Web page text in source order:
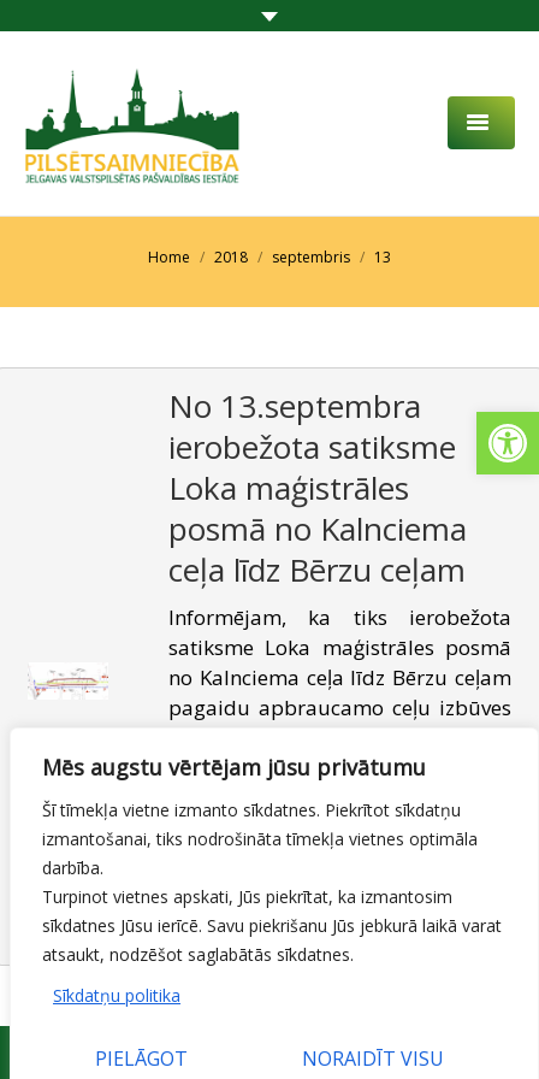
Mēs augstu vērtējam jūsu privātumu
Šī tīmekļa vietne izmanto sīkdatnes. Piekrītot sīkdatņu
izmantošanai, tiks nodrošināta tīmekļa vietnes optimāla
darbība.
Turpinot vietnes apskati, Jūs piekrītat, ka izmantosim
sīkdatnes Jūsu ierīcē. Savu piekrišanu Jūs jebkurā laikā varat
atsaukt, nodzēšot saglabātās sīkdatnes.
Sīkdatņu politika
PIELĀGOT NORAIDĪT VISU
PAR MUMS
PAKALPOJUMI
SABIEDRĪBAS LĪDZDALĪBA
SAZIŅA
Home 2018 septembris 13
No 13.septembra
ierobežota satiksme
Loka maģistrāles
posmā no Kalnciema
ceļa līdz Bērzu ceļam
Informējam, ka tiks ierobežota
satiksme Loka maģistrāles posmā
no Kalnciema ceļa līdz Bērzu ceļam
pagaidu apbraucamo ceļu izbūves
12.oktobrim, ievērojot saskaņoto
Satiksmes organizācijas shēmu.
13.09.2018
ierobežojumi
ByMājas lapas moderators